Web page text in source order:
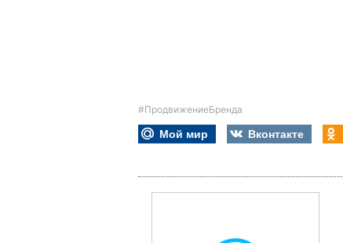
#ПродвижениеБренда
Мой мир Вконтакте